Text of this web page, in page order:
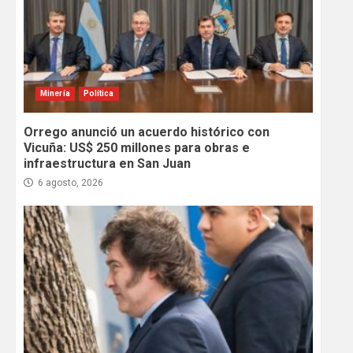
Minería Política
Orrego anunció un acuerdo histórico con
Vicuña: US$ 250 millones para obras e
infraestructura en San Juan
6 agosto, 2026